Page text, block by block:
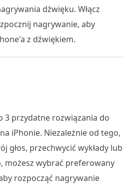
dźwięku. Włącz
nagrywanie, aby
z dźwiękiem.
3 przydatne rozwiązania do
iPhonie. Niezależnie od tego,
głos, przechwycić wykłady lub
możesz wybrać preferowany
rozpocząć nagrywanie